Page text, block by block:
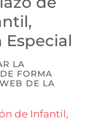
LA
FORMA
DE LA